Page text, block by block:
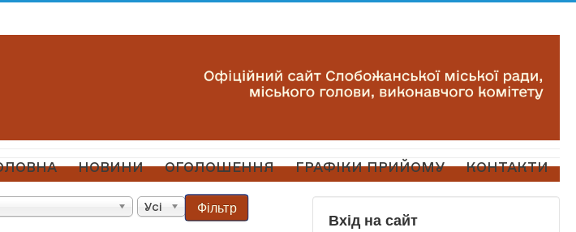
НОВИНИ ОГОЛОШЕННЯ ГРАФІКИ ПРИЙОМУ КОНТАКТИ
Усі Фільтр
Вхід на сайт